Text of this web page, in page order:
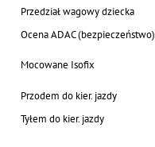
Przedział wagowy dziecka
Ocena ADAC (bezpieczeństwo)
Mocowane Isofix
Przodem do kier. jazdy
Tyłem do kier. jazdy